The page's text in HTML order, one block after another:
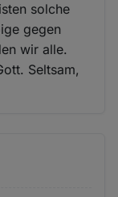
solche
gegen
wir alle.
Seltsam,